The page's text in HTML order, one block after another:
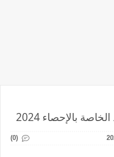
بالإحصاء 2024
(0)